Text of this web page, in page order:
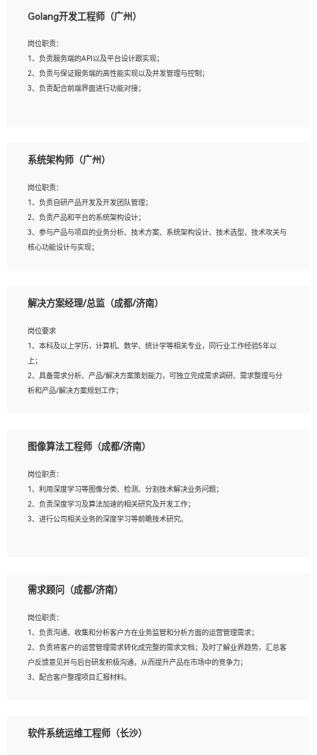
2、熟悉PostgreSQL、redis、MongoDB、ElasticSearch等开源数据库运维管理，拥
3、熟悉Oracle、MySQL、SQLServer中一种或多种优先。
4、熟悉Hadoop、HBASE、Spark等大数据平台优先。
5、熟悉linux或任意一种unix操作系统，如有较强操作系统侧工作经验者优先。
6、具备丰富的项目实施经验，较强的自我学习能力。
Golang开发工程师（广州）
岗位职责：
1、负责服务端的API以及平台设计跟实现；
2、负责与保证服务端的高性能实现以及并发管理与控制；
3、负责配合前端界面进行功能对接；
2、1年以上Golang开发工作经验，能独立完成相应项目开发；
与实现，熟悉常用开源框架及设计模式；
4、熟悉Golang、连接池、消息队列等组件使用、熟悉后端开发、测试、调试流程跟
工具使用；
5、对技术有激情，喜欢钻研，能快速接受和掌握新技术，学习能力和工作责任心
强，良好的沟通表达能力和团队协作能力。
系统架构师（广州）
岗位职责：
1、负责自研产品开发及开发团队管理；
2、负责产品和平台的系统架构设计；
3、参与产品与项目的业务分析、技术方案、系统架构设计、技术选型、技术攻关与
核心功能设计与实现；
岗位要求：
1、全日制统招本科及以上学历，计算机相关专业毕业，5年以上开发工作经验；
2、具有扎实的java编程功底和良好的编码习惯，有分布式、多线程及高并发系统开
发经验和性能调优经验尤佳；熟悉JVM调优；掌握基础中间件、基础架构方案和云
平台、云产品功能特性，熟练使用相关平台的功能和了解其背后实现机制；
研发管理流程建设经验；
常用框架和技术Springboot、Shiro、springcloud等；熟悉Linux常用命令和了解常
用脚本语言，较丰富的线上系统运维经验，复杂问题排查思路清晰。
解决方案经理/总监（成都/济南）
岗位要求
1、本科及以上学历，计算机、数学、统计学等相关专业，同行业工作经验5年以
上；
2、具备需求分析、产品/解决方案策划能力，可独立完成需求调研、需求整理与分
析和产品/解决方案规划工作；
出相关的解决方案，包括视频分析、图像识别、NLP、OCR、机器学习等；
AI算法框架，对人脸识别、目标检测、图像识别、OCR、NLP等AI算法有深刻理
解。具有AI平台级产品/解决方案从业经验者优先。具有大数据技术背景者优先；
6、具备良好的客户意识与沟通能力，善于学习思考、创新与团队协作，认真负责、
执行力与抗压力强。
图像算法工程师（成都/济南）
岗位职责：
1、利用深度学习等图像分类、检测、分割技术解决业务问题；
2、负责深度学习及算法加速的相关研究及开发工作；
3、进行公司相关业务的深度学习等前瞻技术研究。
2、2年以上图像处理开发经验，熟悉python和spark开发；
深度学习系统环境；
4、熟悉OPENCV、HALCON等常用图像处理软件，熟练进行图像处理；
5、熟悉主流的分类算法、聚类算法和关联分析算法原理，能熟练使用神经网络算法
的进行业务建模；
6、对OCR领域有深入的研究，熟悉模型调参，压缩和整型化方法；
需求顾问（成都/济南）
岗位职责：
1、负责沟通、收集和分析客户方在业务监管和分析方面的运营管理需求；
2、负责将客户的运营管理需求转化成完整的需求文档；及时了解业界趋势，汇总客
户反馈意见并与后台研发积极沟通，从而提升产品在市场中的竞争力；
3、配合客户整理项目汇报材料。
1、3年以上运营或解决方案的工作经验。
软件系统运维工程师（长沙）